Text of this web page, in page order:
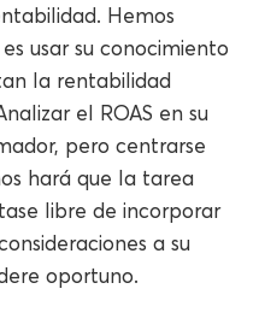
Hemos
usar su conocimiento
la rentabilidad
el ROAS en su
pero centrarse
hará que la tarea
libre de incorporar
a su
oportuno.